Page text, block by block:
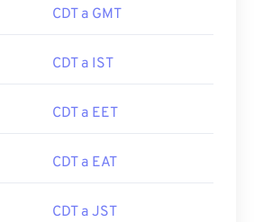
CDT a GMT
CDT a IST
CDT a EET
CDT a EAT
CDT a JST